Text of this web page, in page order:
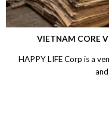
Laminated Wood, LVL
Vietnam, LVL